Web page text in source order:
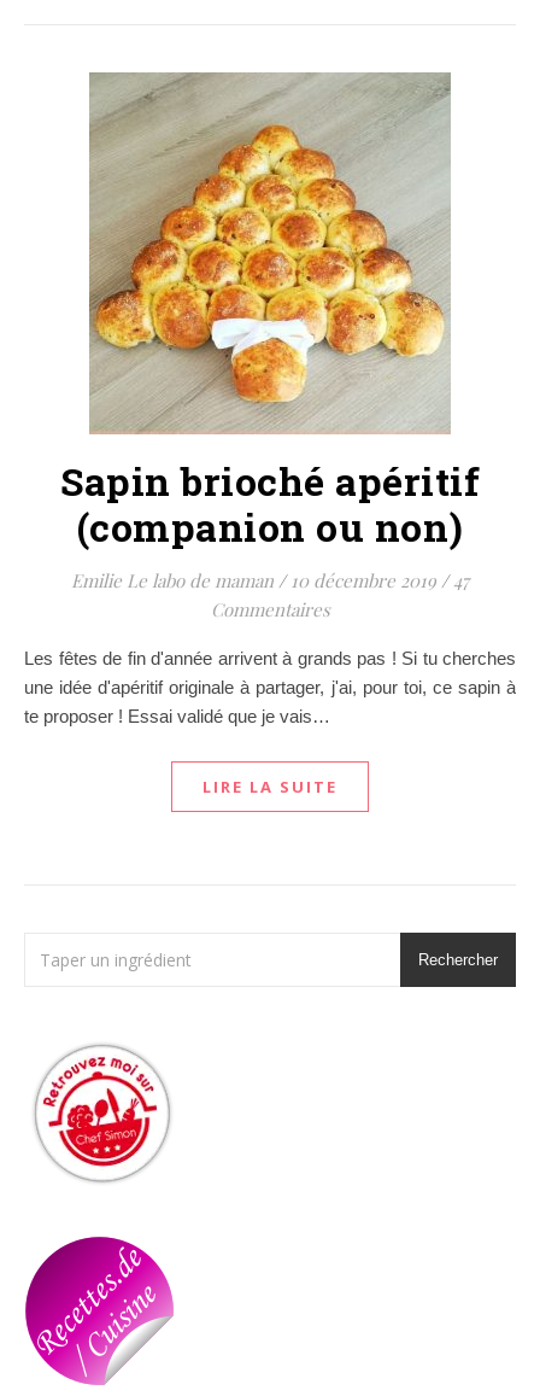
Sapin brioché apéritif
(companion ou non)
Emilie Le labo de maman / 10 décembre 2019 / 47
Commentaires
Les fêtes de fin d'année arrivent à grands pas ! Si tu cherches
une idée d'apéritif originale à partager, j'ai, pour toi, ce sapin à
te proposer ! Essai validé que je vais…
LIRE LA SUITE
Rechercher